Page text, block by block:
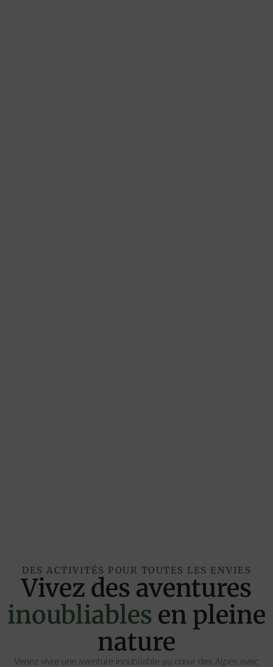
DES ACTIVITÉS POUR TOUTES LES ENVIES
Vivez des aventures
inoubliables en pleine
nature
Venez vivre une aventure inoubliable au cœur des Alpes avec